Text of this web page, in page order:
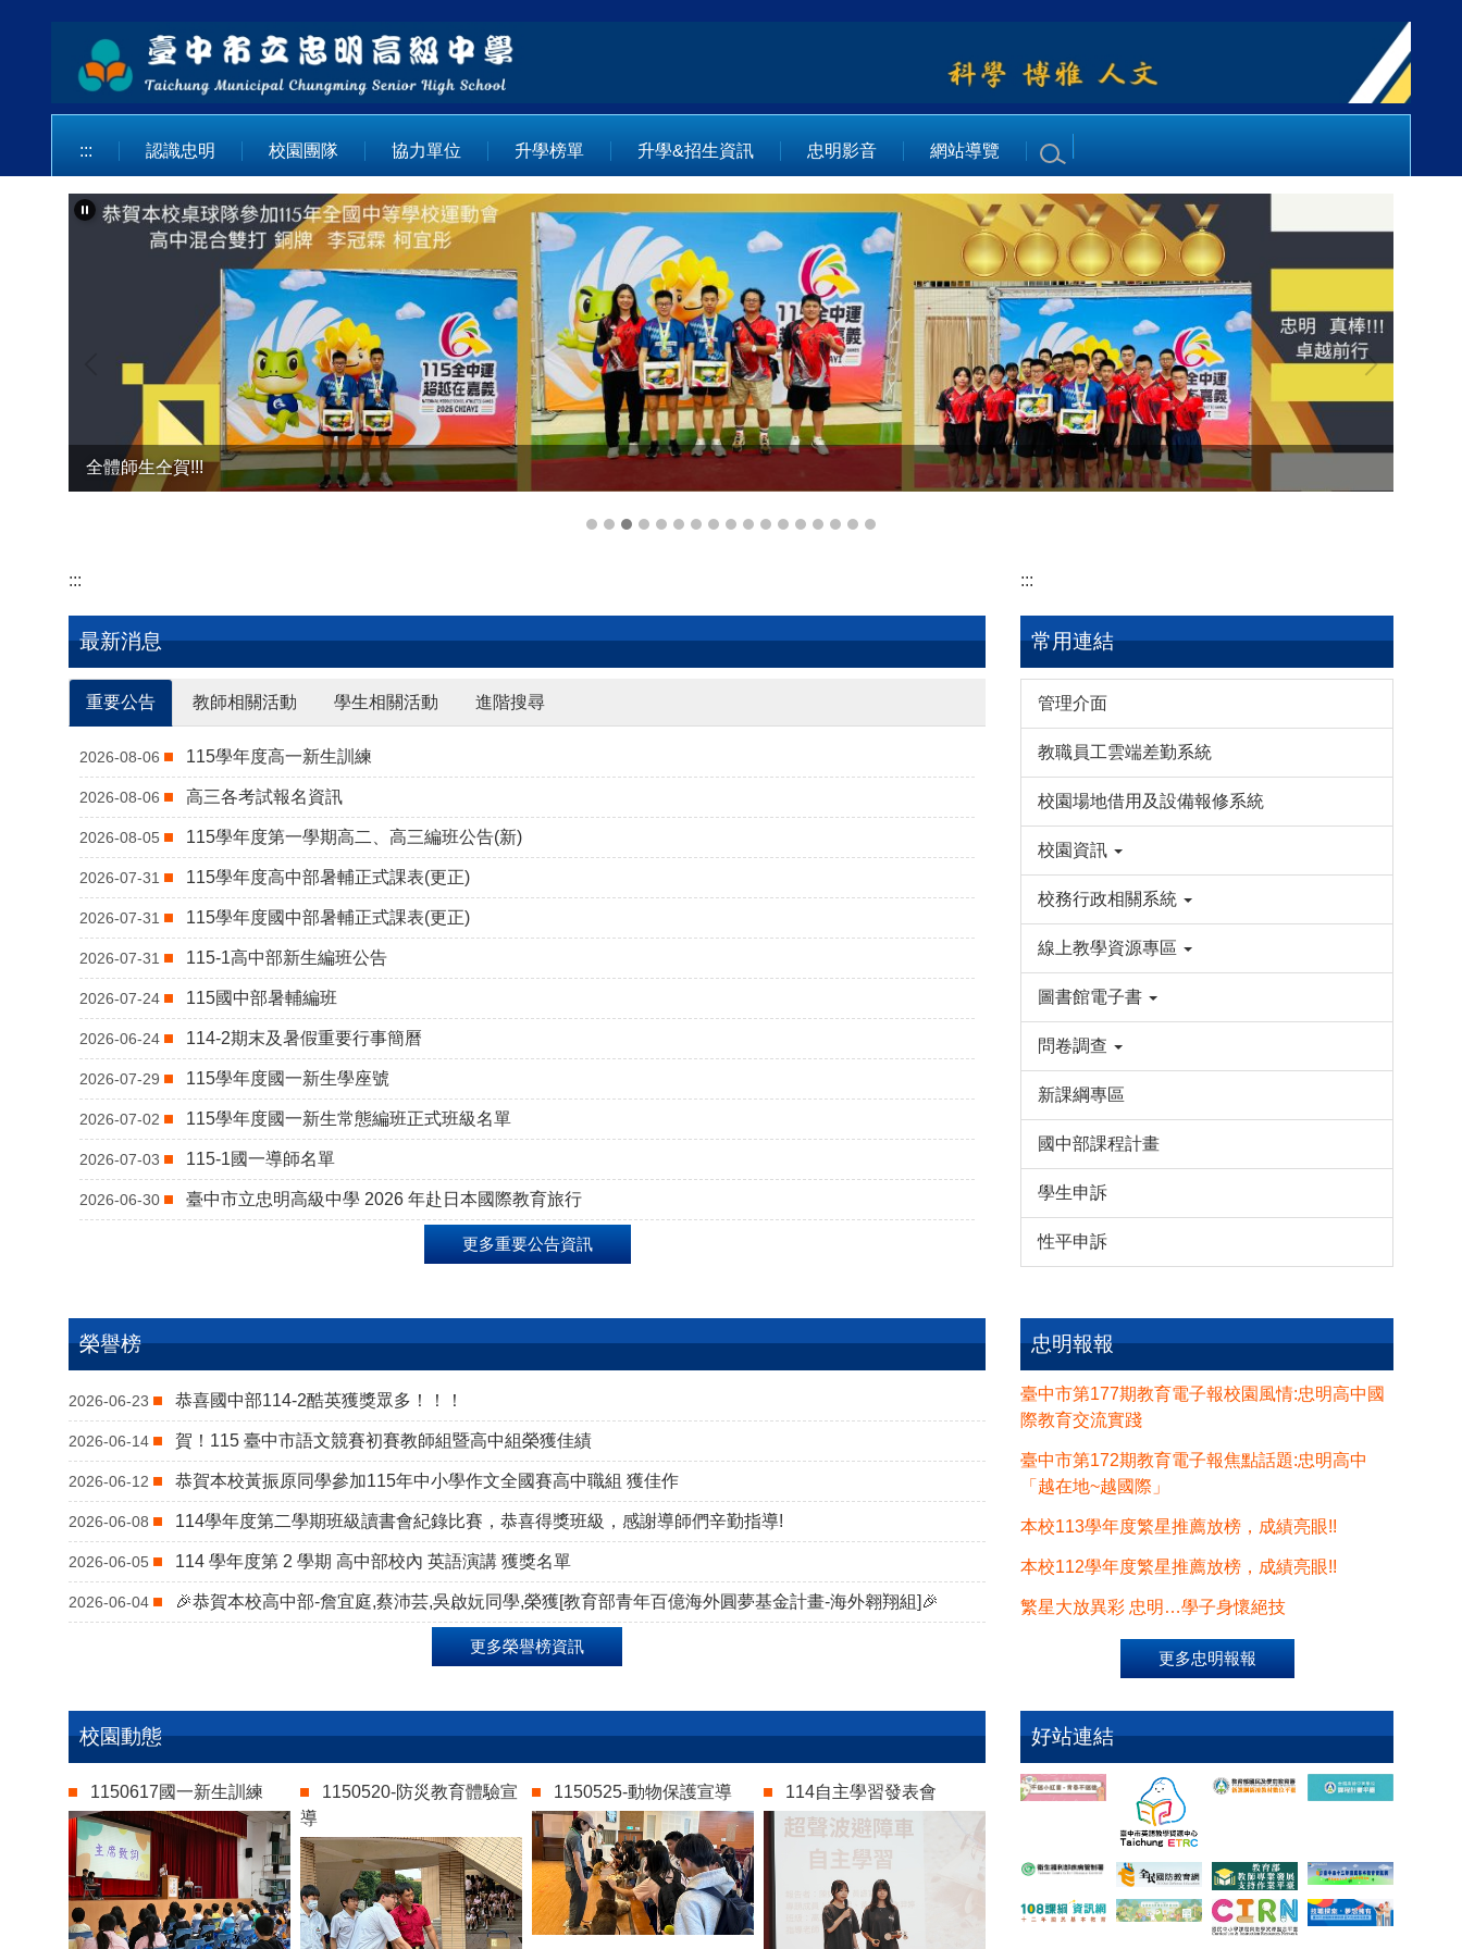
區
::: 認識忠明 校園團隊 協力單位 升學榜單 升學&招生資訊 忠明影音 網站導覽
全體師生同賀!!!
:::
最新消息
重要公告 教師相關活動 學生相關活動 進階搜尋
2026-08-06 115學年度高一新生訓練
2026-08-06 高三各考試報名資訊
2026-08-05 115學年度第一學期高二、高三編班公告(新)
2026-07-31 115學年度高中部暑輔正式課表(更正)
2026-07-31 115學年度國中部暑輔正式課表(更正)
2026-07-31 115-1高中部新生編班公告
2026-07-24 115國中部暑輔編班
2026-06-24 114-2期末及暑假重要行事簡曆
2026-07-29 115學年度國一新生學座號
2026-07-02 115學年度國一新生常態編班正式班級名單
2026-07-03 115-1國一導師名單
2026-06-30 臺中市立忠明高級中學 2026 年赴日本國際教育旅行
更多重要公告資訊
:::
常用連結
管理介面
教職員工雲端差勤系統
校園場地借用及設備報修系統
校園資訊
校務行政相關系統
線上教學資源專區
圖書館電子書
問卷調查
新課綱專區
國中部課程計畫
學生申訴
性平申訴
榮譽榜
2026-06-23 恭喜國中部114-2酷英獲獎眾多！！！
2026-06-14 賀！115 臺中市語文競賽初賽教師組暨高中組榮獲佳績
2026-06-12 恭賀本校黃振原同學參加115年中小學作文全國賽高中職組 獲佳作
2026-06-08 114學年度第二學期班級讀書會紀錄比賽，恭喜得獎班級，感謝導師們辛勤指導!
2026-06-05 114 學年度第 2 學期 高中部校內 英語演講 獲獎名單
2026-06-04 🎉恭賀本校高中部-詹宜庭,蔡沛芸,吳啟妧同學,榮獲[教育部青年百億海外圓夢基金計畫-海外翱翔組]🎉
更多榮譽榜資訊
忠明報報
臺中市第177期教育電子報校園風情:忠明高中國
際教育交流實踐
臺中市第172期教育電子報焦點話題:忠明高中
「越在地~越國際」
本校113學年度繁星推薦放榜，成績亮眼!!
本校112學年度繁星推薦放榜，成績亮眼!!
繁星大放異彩 忠明…學子身懷絕技
更多忠明報報
校園動態
1150617國一新生訓練
1150520-防災教育體驗宣
導
1150525-動物保護宣導 114自主學習發表會
好站連結